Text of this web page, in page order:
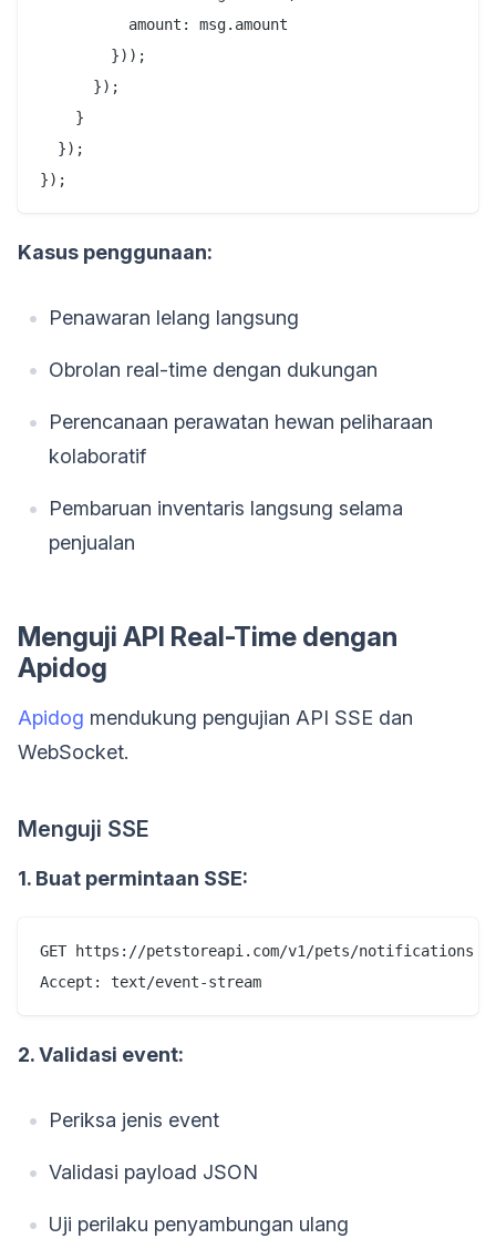
          amount: msg.amount
        }));
      });
    }
  });
Kasus penggunaan:
Penawaran lelang langsung
Obrolan real-time dengan dukungan
Perencanaan perawatan hewan peliharaan
kolaboratif
Pembaruan inventaris langsung selama
penjualan
Menguji API Real-Time dengan
Apidog
Apidog mendukung pengujian API SSE dan
WebSocket.
Menguji SSE
1. Buat permintaan SSE:
GET https://petstoreapi.com/v1/pets/notifications
2. Validasi event:
Periksa jenis event
Validasi payload JSON
Uji perilaku penyambungan ulang